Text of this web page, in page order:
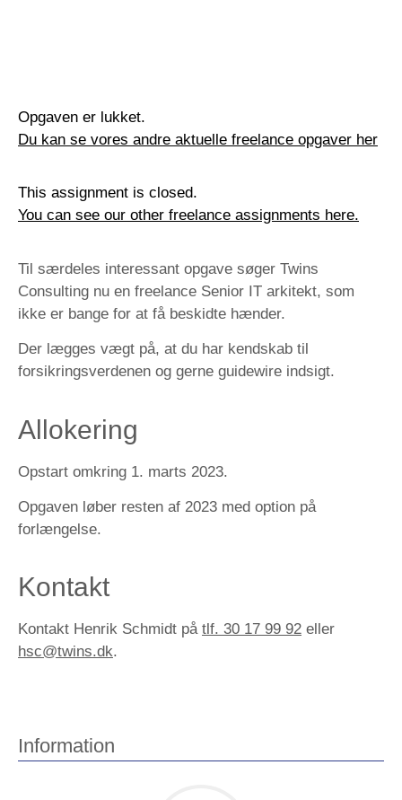
Opgaven er lukket.
Du kan se vores andre aktuelle freelance opgaver her
This assignment is closed.
You can see our other freelance assignments here.
Til særdeles interessant opgave søger Twins
Consulting nu en freelance Senior IT arkitekt, som
ikke er bange for at få beskidte hænder.
Der lægges vægt på, at du har kendskab til
forsikringsverdenen og gerne guidewire indsigt.
Allokering
Opstart omkring 1. marts 2023.
Opgaven løber resten af 2023 med option på
forlængelse.
Kontakt
Kontakt Henrik Schmidt på tlf. 30 17 99 92 eller
hsc@twins.dk.
Information